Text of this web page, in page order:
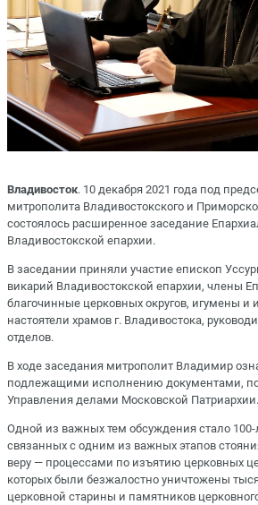
Владивосток. 10 декабря 2021 года под
митрополита Владивостокского и
состоялось расширенное заседание
Владивостокской епархии.
В заседании приняли участие епископ
викарий Владивостокской епархии, члены
благочинные церковных округов, игумены и
настоятели храмов г. Владивостока,
отделов.
В ходе заседания митрополит Владимир
подлежащими исполнению документами,
Управления делами Московской Патриархии.
Одной из важных тем обсуждения стало 100-
связанных с одним из важных этапов
веру — процессами по изъятию церковных
которых были безжалостно уничтожены
церковной старины и памятников